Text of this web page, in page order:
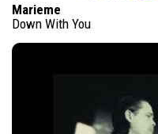
Marieme
Down With You